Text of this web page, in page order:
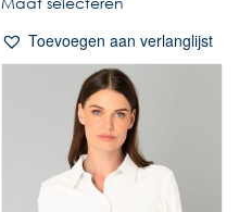
Toevoegen aan verlanglijst